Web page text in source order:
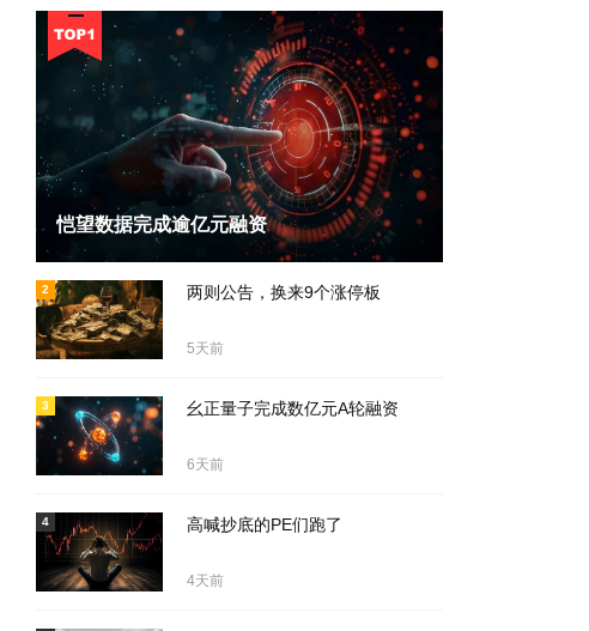
恺望数据完成逾亿元融资
5天前 两则公告，换来9个涨停板
5天前
2
幺正量子完成数亿元A轮融资
6天前
3
高喊抄底的PE们跑了
4天前
4